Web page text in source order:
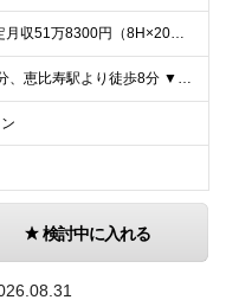
時給2900円 ☆想定月収51万8300円（8H×20日+残業15H） ※交通費全額支給 ※在宅日数に応じて、在宅勤務手当あり
代官山駅より徒歩5分、恵比寿駅より徒歩8分 ▼服装：私服 ▼働き方：基本在宅勤務（状況によって変動する可能性あり） ※始めは研修のため2週間ほど出社いただきます。 ※方針変更により、出社頻度は変更と
検討中に入れる